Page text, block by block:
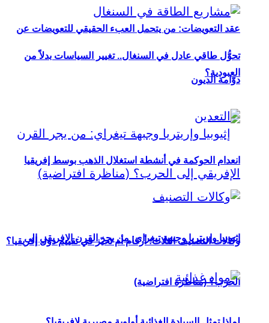
عقد التعويضات: من يتحمل العبء الحقيقي للتعويضات عن
العبودية؟
إثيوبيا وإريتريا وجبهة تيغراي: من يجر القرن الإفريقي إلى
الحرب؟ (مناظرة افتراضية)
تحوُّل طاقي عادل في السنغال.. تغيير السياسات بدلاً من
دوّامة الديون
انعدام الحوكمة في أنشطة استغلال الذهب بوسط إفريقيا
وكالات التصنيف الثلاث: أرقام أم تحيّز في تقييم دول إفريقيا؟